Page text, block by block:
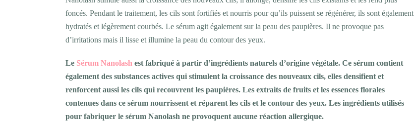
foncés. Pendant le traitement, les cils sont fortifiés et nourris pour qu’ils puissent se régénérer, ils sont également
hydratés et légèrement courbés. Le sérum agit également sur la peau des paupières. Il ne provoque pas
d’irritations mais il lisse et illumine la peau du contour des yeux.
Le Sérum Nanolash est fabriqué à partir d’ingrédients naturels d’origine végétale. Ce sérum contient
également des substances actives qui stimulent la croissance des nouveaux cils, elles densifient et
renforcent aussi les cils qui recouvrent les paupières. Les extraits de fruits et les essences florales
contenues dans ce sérum nourrissent et réparent les cils et le contour des yeux. Les ingrédients utilisés
pour fabriquer le sérum Nanolash ne provoquent aucune réaction allergique.